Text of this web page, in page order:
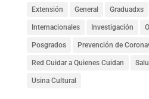
Extensión General Graduadxs
Internacionales Investigación
Posgrados Prevención de
Red Cuidar a Quienes Cuidan
Usina Cultural